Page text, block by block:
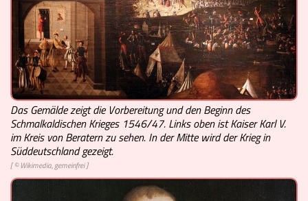
Videos
Mach mit!
Buchtipps
Schulmaterialien
Das Gemälde zeigt die Vorbereitung und den Beginn des
Schmalkaldischen Krieges 1546/47. Links oben ist Kaiser Karl V.
im Kreis von Beratern zu sehen. In der Mitte wird der Krieg in
Süddeutschland gezeigt.
[ © Wikimedia, gemeinfrei ]